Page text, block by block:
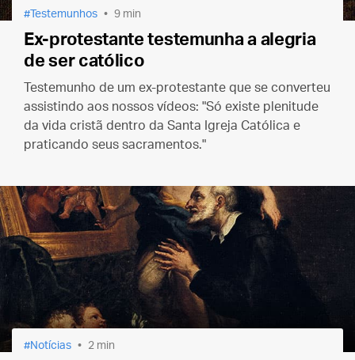
Testemunhos 9 min
Ex-protestante testemunha a alegria
de ser católico
Testemunho de um ex-protestante que se converteu
assistindo aos nossos vídeos: "Só existe plenitude
da vida cristã dentro da Santa Igreja Católica e
praticando seus sacramentos."
Notícias 2 min